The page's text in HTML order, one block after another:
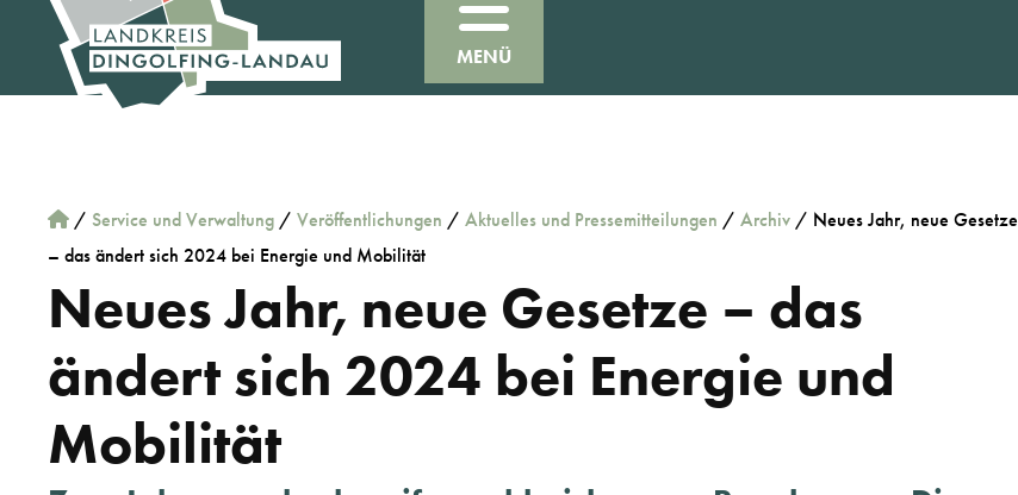
MENÜ
/ Service und Verwaltung / Veröffentlichungen / Aktuelles und Pressemitteilungen / Archiv / Neues Jahr, neue Gesetze
– das ändert sich 2024 bei Energie und Mobilität
Neues Jahr, neue Gesetze – das
ändert sich 2024 bei Energie und
Mobilität